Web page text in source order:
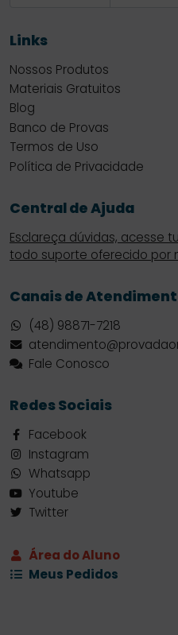
Links
Nossos Produtos
Materiais Gratuitos
Blog
Banco de Provas
Termos de Uso
Política de Privacidade
Central de Ajuda
Esclareça dúvidas, acesse
todo suporte oferecido por
Canais de
(48) 98871-7218
Fale Conosco
Redes Sociais
Facebook
Instagram
Whatsapp
Youtube
Twitter
Área do Aluno
Meus Pedidos